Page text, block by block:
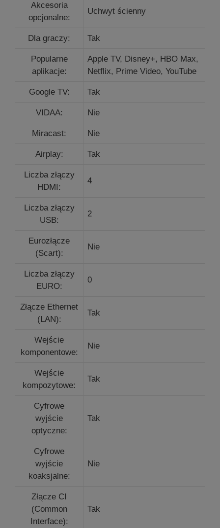
Akcesoria
opcjonalne:
Uchwyt ścienny
Dla graczy: Tak
Popularne
aplikacje:
Apple TV, Disney+, HBO Max,
Netflix, Prime Video, YouTube
Google TV: Tak
VIDAA: Nie
Miracast: Nie
Airplay: Tak
Liczba złączy
HDMI:
4
Liczba złączy
USB:
2
Eurozłącze
(Scart):
Nie
Liczba złączy
EURO:
0
Złącze Ethernet
(LAN):
Tak
Wejście
komponentowe:
Nie
Wejście
kompozytowe:
Tak
Cyfrowe
wyjście
optyczne:
Tak
Cyfrowe
wyjście
koaksjalne:
Nie
Złącze CI
(Common
Interface):
Tak